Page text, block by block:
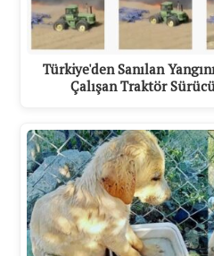
Türkiye'den Sanılan
Çalışan Traktör